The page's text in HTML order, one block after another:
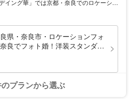
イング華」では京都・奈良でのロケーショ
人の姿を絵画のように美しく写真に収めま
。着付け・ヘアメイクも一流スタッフが担
当。ドラマ撮影等でよく使われる寺院とも特
別提携、当店ならではのクオリティにご満足
良県・奈良市・ロケーションフォ
奈良でフォト婚！洋装スタンダー
プランから選ぶ